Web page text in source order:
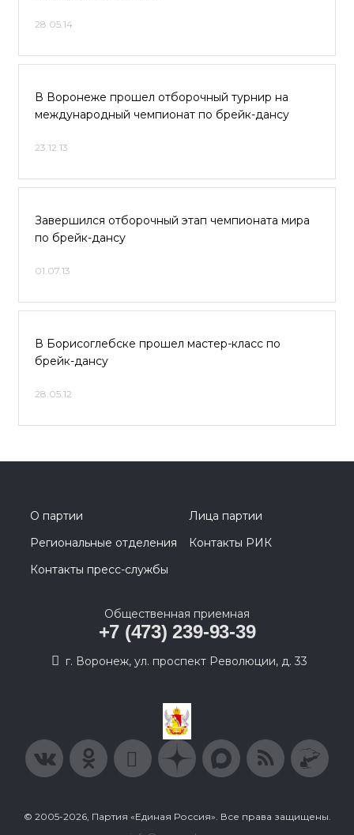
28.05.14
В Воронеже прошел отборочный турнир на
международный чемпионат по брейк-дансу
23.12.13
Завершился отборочный этап чемпионата мира
по брейк-дансу
01.07.13
В Борисоглебске прошел мастер-класс по
брейк-дансу
28.05.12
О партии
Лица партии
Региональные отделения
Контакты РИК
Контакты пресс-службы
Общественная приемная
+7 (473) 239-93-39
г. Воронеж, ул. проспект Революции, д. 33
© 2005-2026, Партия «Единая Россия». Все права защищены.